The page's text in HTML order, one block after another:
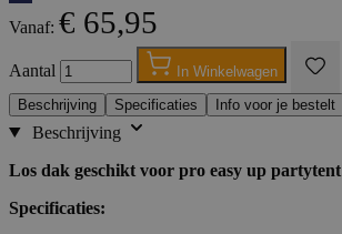
Vanaf: € 65,95
Aantal
In Winkelwagen
Beschrijving
Specificaties Info voor je bestelt
Beschrijving
Los dak geschikt voor pro easy up partytent
Specificaties: